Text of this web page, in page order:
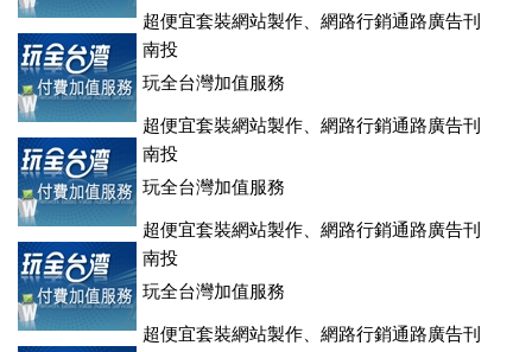
超便宜套裝網站製作、網路行銷通路廣告刊
登、訂房系統、客房委託旅行社銷售，全面優惠中....
南投
玩全台灣加值服務
超便宜套裝網站製作、網路行銷通路廣告刊
登、訂房系統、客房委託旅行社銷售，全面優惠中....
南投
玩全台灣加值服務
超便宜套裝網站製作、網路行銷通路廣告刊
登、訂房系統、客房委託旅行社銷售，全面優惠中....
南投
玩全台灣加值服務
超便宜套裝網站製作、網路行銷通路廣告刊